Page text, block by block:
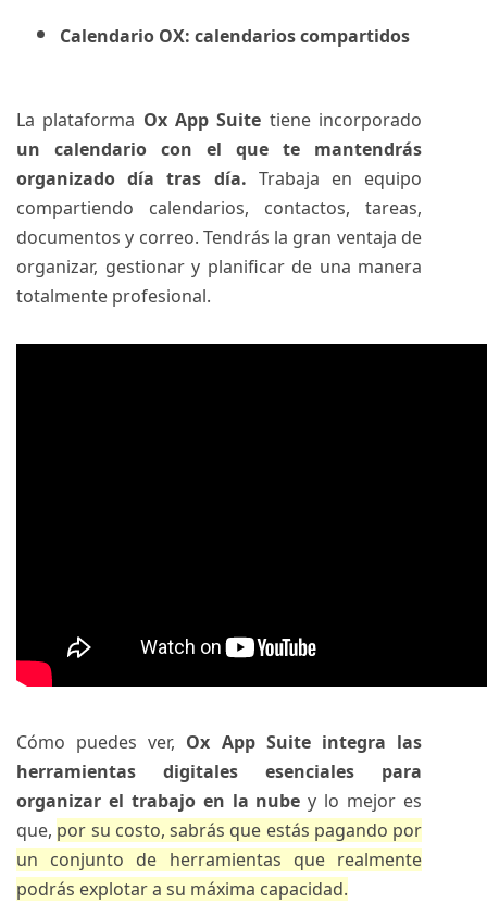
Calendario OX: calendarios compartidos
La plataforma Ox App Suite tiene incorporado
un calendario con el que te mantendrás
organizado día tras día. Trabaja en equipo
compartiendo calendarios, contactos, tareas,
documentos y correo. Tendrás la gran ventaja de
organizar, gestionar y planificar de una manera
totalmente profesional.
Cómo puedes ver, Ox App Suite integra las
herramientas digitales esenciales para
organizar el trabajo en la nube y lo mejor es
que, por su costo, sabrás que estás pagando por
un conjunto de herramientas que realmente
podrás explotar a su máxima capacidad.